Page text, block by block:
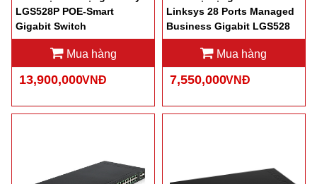
LGS528P POE-Smart
Gigabit Switch
Mua hàng
13,900,000VNĐ
Linksys 28 Ports Managed
Business Gigabit LGS528
Mua hàng
7,550,000VNĐ